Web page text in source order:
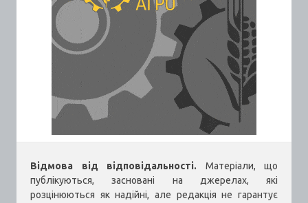
Відмова від відповідальності. Матеріали, що
публікуються, засновані на джерелах, які
розцінюються як надійні, але редакція не гарантує